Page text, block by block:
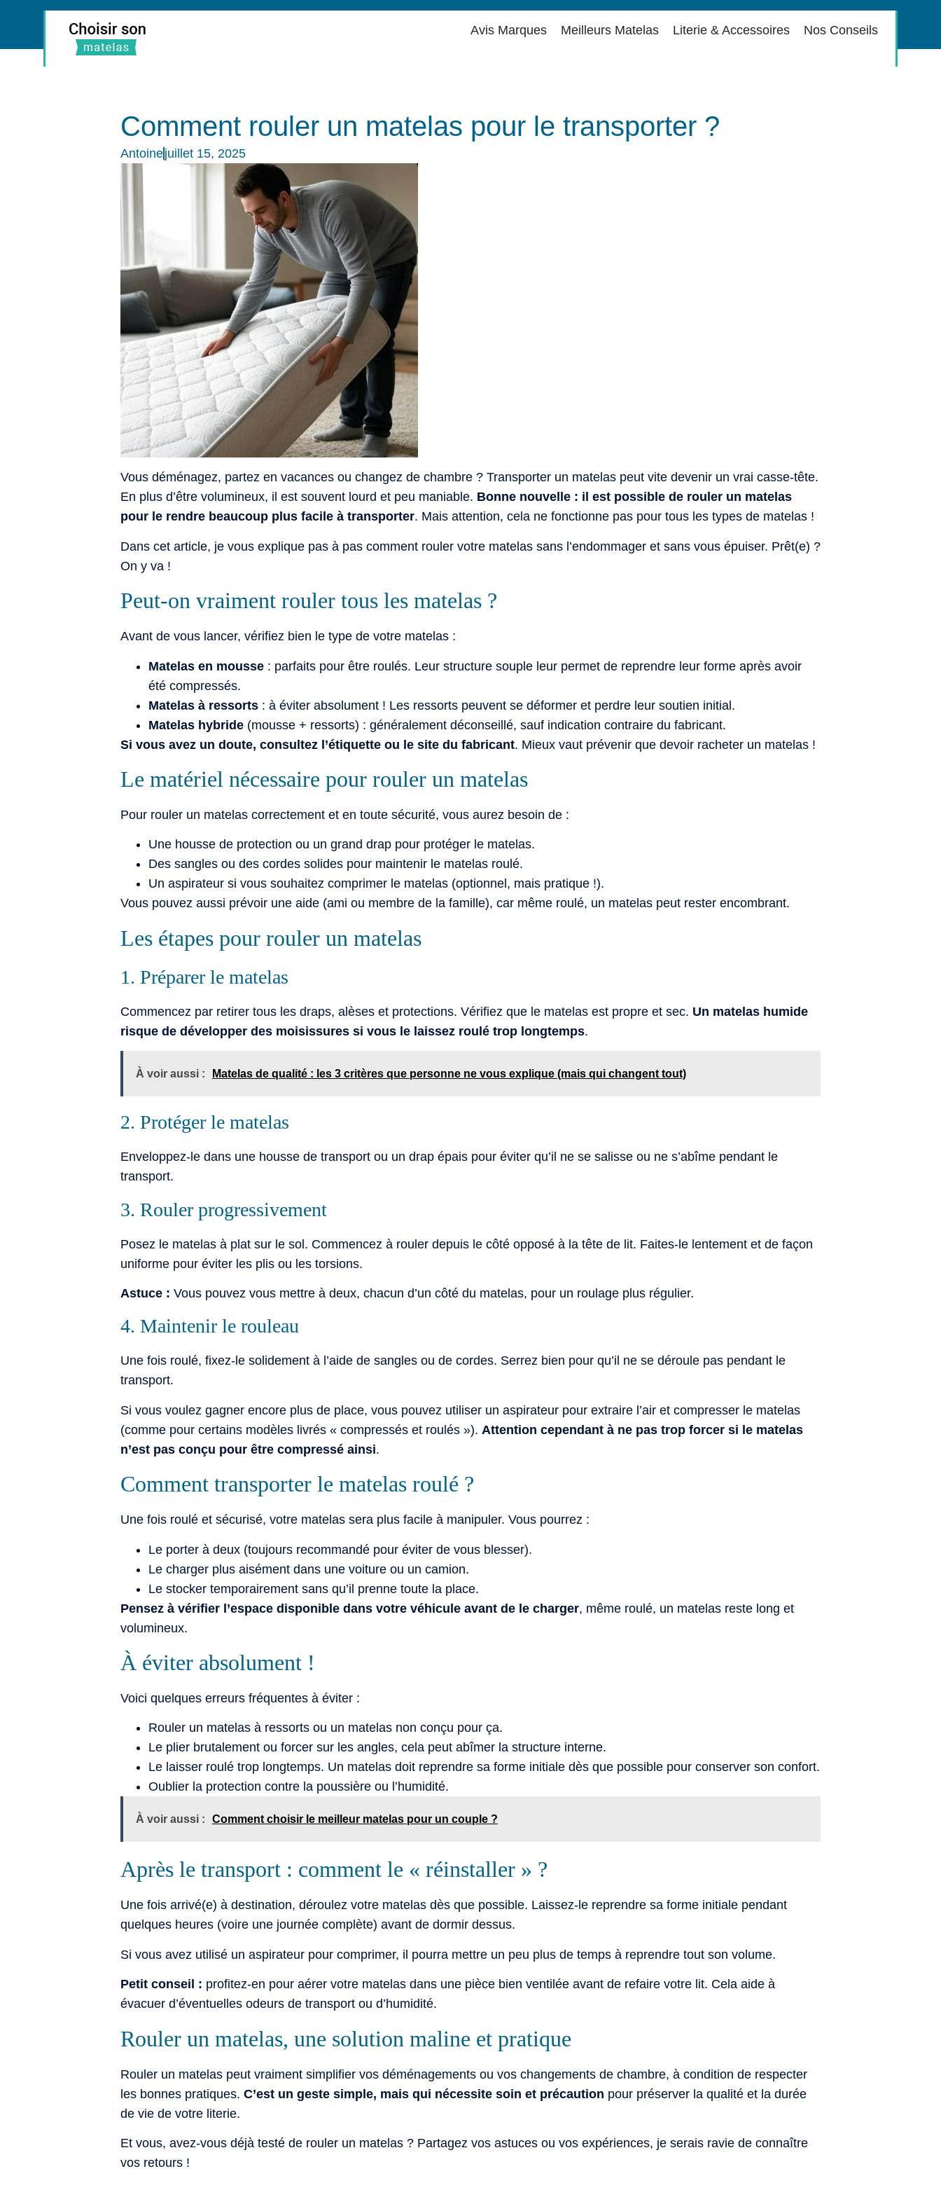
Avis Marques Meilleurs Matelas Literie & Accessoires Nos Conseils
Comment rouler un matelas pour le transporter ?
Antoinejuillet 15, 2025
Vous déménagez, partez en vacances ou changez de chambre ? Transporter un matelas peut vite devenir un vrai casse-tête.
En plus d’être volumineux, il est souvent lourd et peu maniable. Bonne nouvelle : il est possible de rouler un matelas
pour le rendre beaucoup plus facile à transporter. Mais attention, cela ne fonctionne pas pour tous les types de matelas !
Dans cet article, je vous explique pas à pas comment rouler votre matelas sans l’endommager et sans vous épuiser. Prêt(e) ?
On y va !
Peut-on vraiment rouler tous les matelas ?
Avant de vous lancer, vérifiez bien le type de votre matelas :
Matelas en mousse : parfaits pour être roulés. Leur structure souple leur permet de reprendre leur forme après avoir
été compressés.
Matelas à ressorts : à éviter absolument ! Les ressorts peuvent se déformer et perdre leur soutien initial.
Matelas hybride (mousse + ressorts) : généralement déconseillé, sauf indication contraire du fabricant.
Si vous avez un doute, consultez l’étiquette ou le site du fabricant. Mieux vaut prévenir que devoir racheter un matelas !
Le matériel nécessaire pour rouler un matelas
Pour rouler un matelas correctement et en toute sécurité, vous aurez besoin de :
Une housse de protection ou un grand drap pour protéger le matelas.
Des sangles ou des cordes solides pour maintenir le matelas roulé.
Un aspirateur si vous souhaitez comprimer le matelas (optionnel, mais pratique !).
Vous pouvez aussi prévoir une aide (ami ou membre de la famille), car même roulé, un matelas peut rester encombrant.
Les étapes pour rouler un matelas
1. Préparer le matelas
Commencez par retirer tous les draps, alèses et protections. Vérifiez que le matelas est propre et sec. Un matelas humide
risque de développer des moisissures si vous le laissez roulé trop longtemps.
À voir aussi : Matelas de qualité : les 3 critères que personne ne vous explique (mais qui changent tout)
2. Protéger le matelas
Enveloppez-le dans une housse de transport ou un drap épais pour éviter qu’il ne se salisse ou ne s’abîme pendant le
transport.
3. Rouler progressivement
Posez le matelas à plat sur le sol. Commencez à rouler depuis le côté opposé à la tête de lit. Faites-le lentement et de façon
uniforme pour éviter les plis ou les torsions.
Astuce : Vous pouvez vous mettre à deux, chacun d’un côté du matelas, pour un roulage plus régulier.
4. Maintenir le rouleau
Une fois roulé, fixez-le solidement à l’aide de sangles ou de cordes. Serrez bien pour qu’il ne se déroule pas pendant le
transport.
Si vous voulez gagner encore plus de place, vous pouvez utiliser un aspirateur pour extraire l’air et compresser le matelas
(comme pour certains modèles livrés « compressés et roulés »). Attention cependant à ne pas trop forcer si le matelas
n’est pas conçu pour être compressé ainsi.
Comment transporter le matelas roulé ?
Une fois roulé et sécurisé, votre matelas sera plus facile à manipuler. Vous pourrez :
Le porter à deux (toujours recommandé pour éviter de vous blesser).
Le charger plus aisément dans une voiture ou un camion.
Le stocker temporairement sans qu’il prenne toute la place.
Pensez à vérifier l’espace disponible dans votre véhicule avant de le charger, même roulé, un matelas reste long et
volumineux.
À éviter absolument !
Voici quelques erreurs fréquentes à éviter :
Rouler un matelas à ressorts ou un matelas non conçu pour ça.
Le plier brutalement ou forcer sur les angles, cela peut abîmer la structure interne.
Le laisser roulé trop longtemps. Un matelas doit reprendre sa forme initiale dès que possible pour conserver son confort.
Oublier la protection contre la poussière ou l’humidité.
À voir aussi : Comment choisir le meilleur matelas pour un couple ?
Après le transport : comment le « réinstaller » ?
Une fois arrivé(e) à destination, déroulez votre matelas dès que possible. Laissez-le reprendre sa forme initiale pendant
quelques heures (voire une journée complète) avant de dormir dessus.
Si vous avez utilisé un aspirateur pour comprimer, il pourra mettre un peu plus de temps à reprendre tout son volume.
Petit conseil : profitez-en pour aérer votre matelas dans une pièce bien ventilée avant de refaire votre lit. Cela aide à
évacuer d’éventuelles odeurs de transport ou d’humidité.
Rouler un matelas, une solution maline et pratique
Rouler un matelas peut vraiment simplifier vos déménagements ou vos changements de chambre, à condition de respecter
les bonnes pratiques. C’est un geste simple, mais qui nécessite soin et précaution pour préserver la qualité et la durée
de vie de votre literie.
Et vous, avez-vous déjà testé de rouler un matelas ? Partagez vos astuces ou vos expériences, je serais ravie de connaître
vos retours !